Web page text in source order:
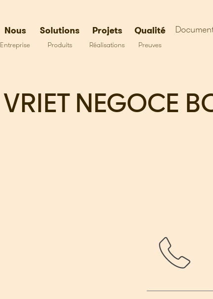
Nous
Entreprise
Solutions
Produits
Projets
Réalisations
Qualité
Preuves
VRIET NEGOCE